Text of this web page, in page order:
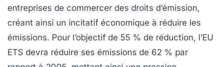
entreprises de commercer des droits d’émission,
créant ainsi un incitatif économique à réduire les
émissions. Pour l’objectif de 55 % de réduction, l’EU
ETS devra réduire ses émissions de 62 % par